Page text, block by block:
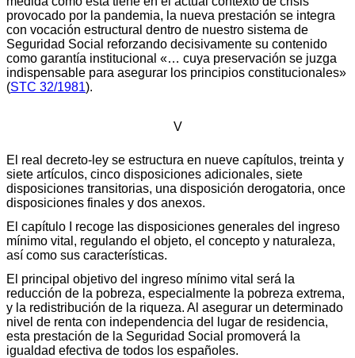
provocado por la pandemia, la nueva prestación se integra
con vocación estructural dentro de nuestro sistema de
Seguridad Social reforzando decisivamente su contenido
como garantía institucional «… cuya preservación se juzga
indispensable para asegurar los principios constitucionales»
(STC 32/1981).
V
El real decreto-ley se estructura en nueve capítulos, treinta y
siete artículos, cinco disposiciones adicionales, siete
disposiciones transitorias, una disposición derogatoria, once
disposiciones finales y dos anexos.
El capítulo I recoge las disposiciones generales del ingreso
mínimo vital, regulando el objeto, el concepto y naturaleza,
así como sus características.
El principal objetivo del ingreso mínimo vital será la
reducción de la pobreza, especialmente la pobreza extrema,
y la redistribución de la riqueza. Al asegurar un determinado
nivel de renta con independencia del lugar de residencia,
esta prestación de la Seguridad Social promoverá la
igualdad efectiva de todos los españoles.